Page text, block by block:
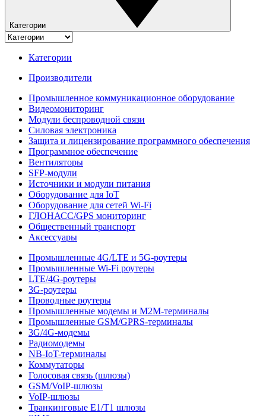
Категории
Категории
Производители
Промышленное коммуникационное оборудование
Видеомониторинг
Модули беспроводной связи
Силовая электроника
Защита и лицензирование программного обеспечения
Программное обеспечение
Вентиляторы
SFP-модули
Источники и модули питания
Оборудование для IoT
Оборудование для сетей Wi-Fi
ГЛОНАСС/GPS мониторинг
Общественный транспорт
Аксессуары
Промышленные 4G/LTE и 5G-роутеры
Промышленные Wi-Fi роутеры
LTE/4G-роутеры
3G-роутеры
Проводные роутеры
Промышленные модемы и M2M-терминалы
Промышленные GSM/GPRS-терминалы
3G/4G-модемы
Радиомодемы
NB-IoT-терминалы
Коммутаторы
Голосовая связь (шлюзы)
GSM/VoIP-шлюзы
VoIP-шлюзы
Транкинговые E1/T1 шлюзы